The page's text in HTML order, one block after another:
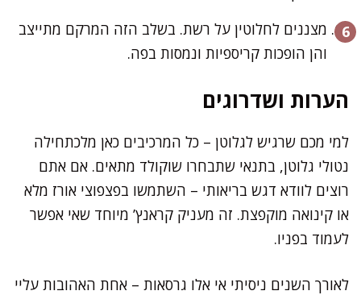
מצננים לחלוטין על רשת. בשלב הזה המרקם מתייצב
והן הופכות קריספיות ונמסות בפה.
הערות ושדרוגים
למי מכם שרגיש לגלוטן – כל המרכיבים כאן מלכתחילה
נטולי גלוטן, בתנאי שתבחרו שוקולד מתאים. אם אתם
רוצים לוודא דגש בריאותי – השתמשו בפצפוצי אורז מלא
או קינואה מוקפצת. זה מעניק קראנץ’ מיוחד שאי אפשר
לעמוד בפניו.
לאורך השנים ניסיתי אי אלו גרסאות – אחת האהובות עליי